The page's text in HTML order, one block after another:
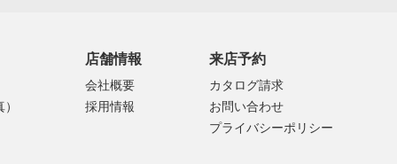
店舗情報
会社概要
採用情報
来店予約
カタログ請求
お問い合わせ
プライバシーポリシー